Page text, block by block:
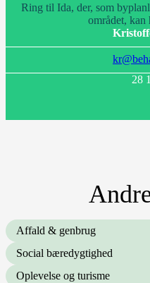
Ring til Ida, der, som
området,
28
Affald & genbrug
Social bæredygtighed
Oplevelse og turisme